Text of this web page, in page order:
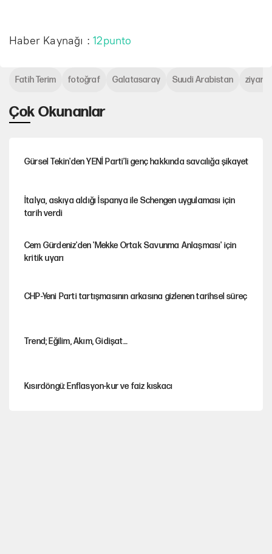
Haber Kaynağı :12punto
Çok Okunanlar
Gürsel Tekin'den YENİ Parti’li genç hakkında savcılığa şikayet
İtalya, askıya aldığı İspanya ile Schengen uygulaması için
tarih verdi
Cem Gürdeniz'den 'Mekke Ortak Savunma Anlaşması' için
kritik uyarı
CHP-Yeni Parti tartışmasının arkasına gizlenen tarihsel süreç
Trend; Eğilim, Akım, Gidişat…
Kısırdöngü: Enflasyon-kur ve faiz kıskacı
Fatih Terim fotoğraf Galatasaray Suudi Arabistan ziyaret